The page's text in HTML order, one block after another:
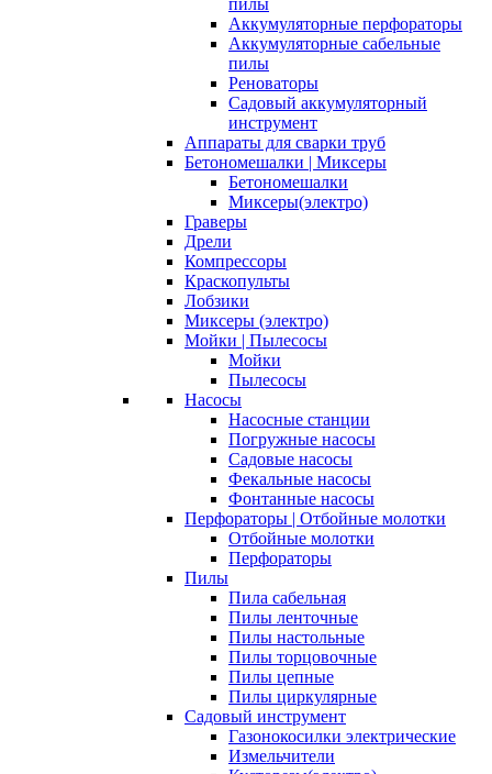
пилы
Аккумуляторные перфораторы
Аккумуляторные сабельные
пилы
Реноваторы
Садовый аккумуляторный
инструмент
Аппараты для сварки труб
Бетономешалки | Миксеры
Бетономешалки
Миксеры(электро)
Граверы
Дрели
Компрессоры
Краскопульты
Лобзики
Миксеры (электро)
Мойки | Пылесосы
Мойки
Пылесосы
Насосы
Насосные станции
Погружные насосы
Садовые насосы
Фекальные насосы
Фонтанные насосы
Перфораторы | Отбойные молотки
Отбойные молотки
Перфораторы
Пилы
Пила сабельная
Пилы ленточные
Пилы настольные
Пилы торцовочные
Пилы цепные
Пилы циркулярные
Садовый инструмент
Газонокосилки электрические
Измельчители